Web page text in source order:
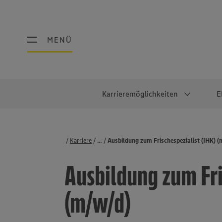
MENÜ
MENÜ
Karrieremöglichkeiten
Schülerpraktikum Abschlussarbeiten
Faires Gehalt
Diversität Lager & Logistik
Karriere Stellenbörse
Ausbildung zum Frischespezialist (IHK)
...
Ausbildung zum
(m/w/d)